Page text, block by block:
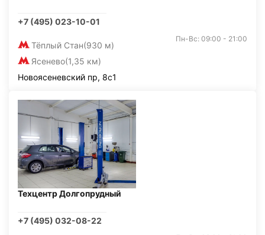
+7 (495) 023-10-01
Тёплый Стан(930 м)
Ясенево(1,35 км)
Пн-Вс: 09:00 - 21:00
Новоясеневский пр, 8с1
Техцентр Долгопрудный
+7 (495) 032-08-22